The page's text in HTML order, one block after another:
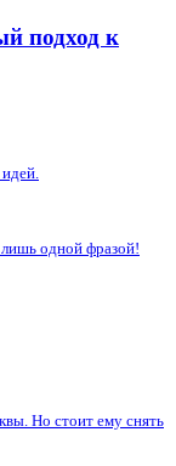
подход к
лишь одной фразой!
Но стоит ему снять